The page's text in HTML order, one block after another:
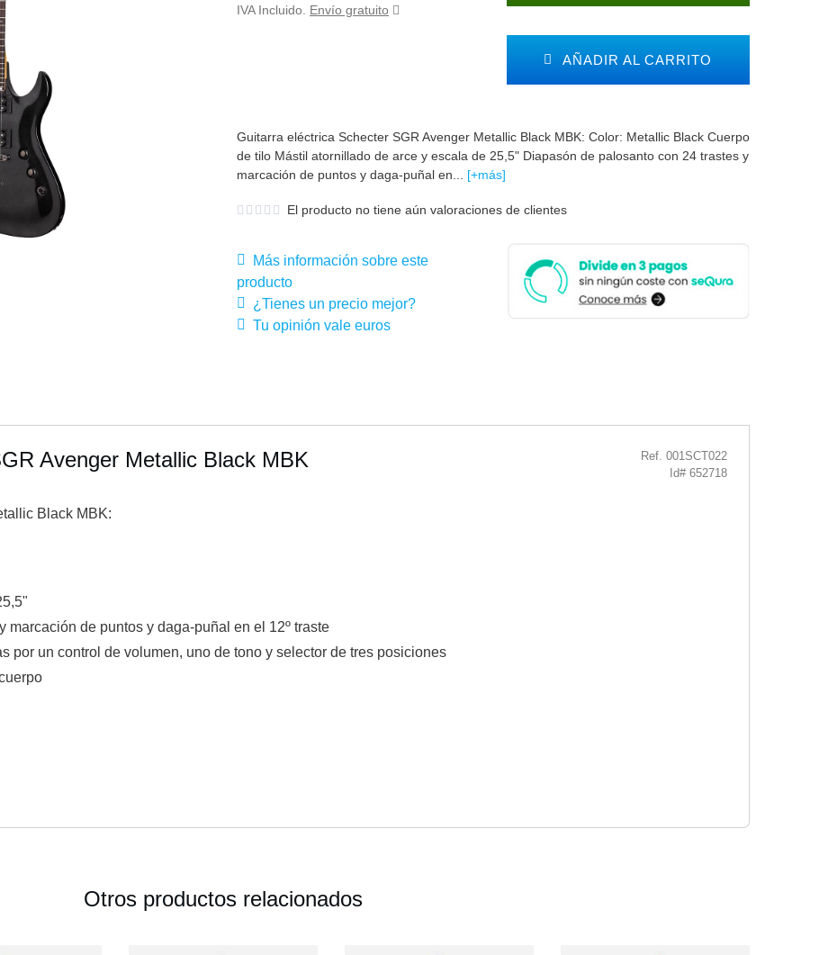
IVA Incluido. Envío gratuito
AÑADIR AL CARRITO
Guitarra eléctrica Schecter SGR Avenger Metallic Black MBK: Color: Metallic Black Cuerpo
de tilo Mástil atornillado de arce y escala de 25,5" Diapasón de palosanto con 24 trastes y
marcación de puntos y daga-puñal en... [+más]
El producto no tiene aún valoraciones de clientes
Más información sobre este
producto
¿Tienes un precio mejor?
Tu opinión vale euros
Avenger Metallic Black MBK
Ref. 001SCT022
Id# 652718
Black MBK:
marcación de puntos y daga-puñal en el 12º traste
por un control de volumen, uno de tono y selector de tres posiciones
Otros productos relacionados